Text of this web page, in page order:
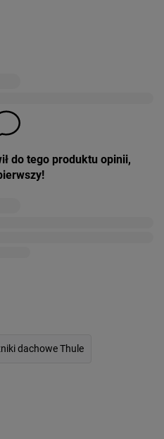
do tego produktu opinii,
dachowe Thule